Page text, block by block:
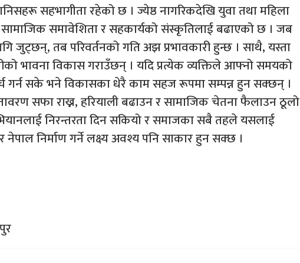
सहभागीता रहेको छ । ज्येष्ठ नागरिकदेखि युवा तथा महिला
समावेशिता र सहकार्यको संस्कृतिलाई बढाएको छ । जब
जुट्छन्, तब परिवर्तनको गति अझ प्रभावकारी हुन्छ । साथै, यस्ता
भावना विकास गराउँछन् । यदि प्रत्येक व्यक्तिले आफ्नो समयको
गर्न सके भने विकासका धेरै काम सहज रूपमा सम्पन्न हुन सक्छन् ।
सफा राख्न, हरियाली बढाउन र सामाजिक चेतना फैलाउन ठूलो
निरन्तरता दिन सकियो र समाजका सबै तहले यसलाई
निर्माण गर्ने लक्ष्य अवश्य पनि साकार हुन सक्छ ।